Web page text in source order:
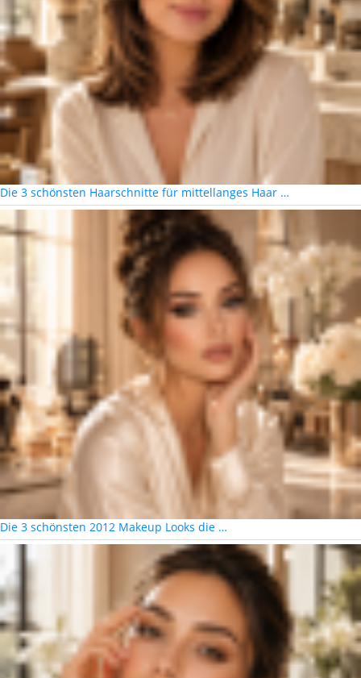
Die 3 schönsten Haarschnitte für mittellanges Haar …
Die 3 schönsten 2012 Makeup Looks die …